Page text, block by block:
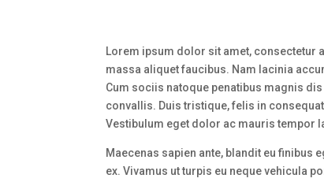
Lorem ipsum dolor sit amet, consectetur
massa aliquet faucibus. Nam lacinia
Cum sociis natoque penatibus magnis
convallis. Duis tristique, felis in
Vestibulum eget dolor ac mauris tempor
Maecenas sapien ante, blandit eu finibus
ex. Vivamus ut turpis eu neque vehicula